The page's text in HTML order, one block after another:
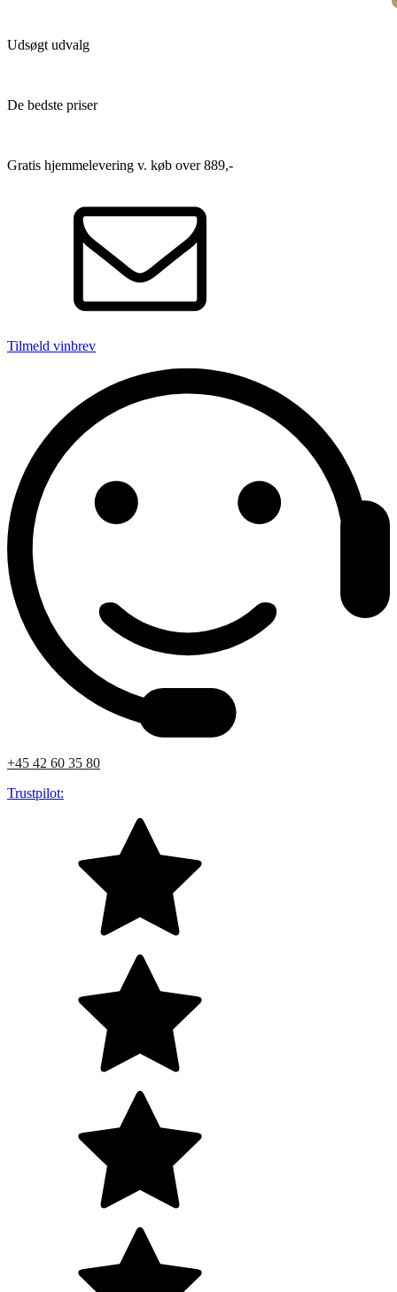
Udsøgt udvalg
De bedste priser
Gratis hjemmelevering v. køb over 889,-
Tilmeld vinbrev
+45 42 60 35 80
Trustpilot: